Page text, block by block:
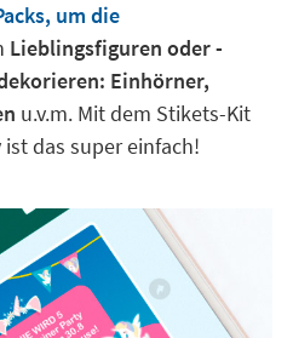
um die
Lieblingsfiguren oder -
Einhörner,
u.v.m. Mit dem Stikets-Kit
das super einfach!